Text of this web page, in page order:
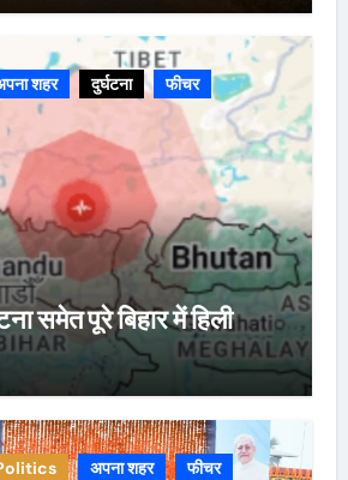
शहर दुर्घटना फीचर
समेत पूरे बिहार में हिली
अपना शहर फीचर